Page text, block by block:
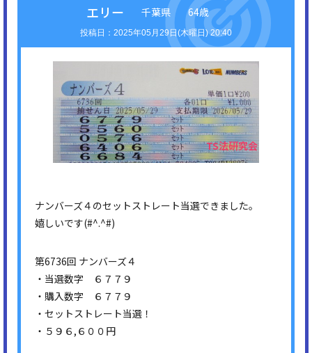
エリー
千葉県 64歳
2025年05月29日(木曜日) 20:40
ナンバーズ４のセットストレート当選できました。
嬉しいです(#^.^#)
第6736回 ナンバーズ４
・当選数字 ６７７９
・購入数字 ６７７９
・セットストレート当選！
・５９６,６００円